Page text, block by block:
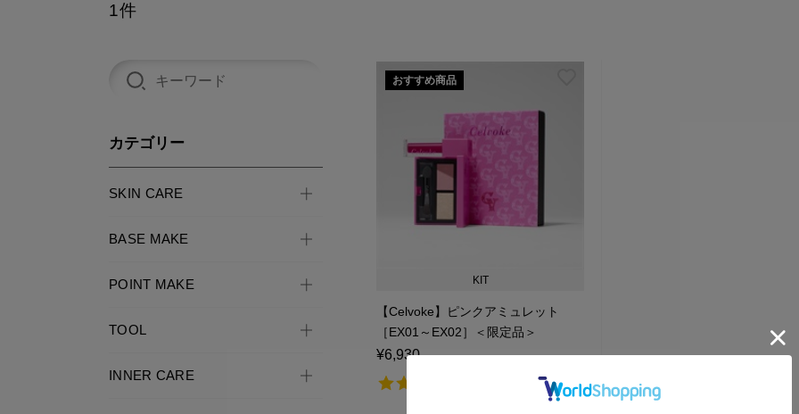
1件
カテゴリー
SKIN CARE
BASE MAKE
POINT MAKE
TOOL
INNER CARE
おすすめ商品
KIT
【Celvoke】ピンクアミュレット
［EX01～EX02］＜限定品＞
¥6,930